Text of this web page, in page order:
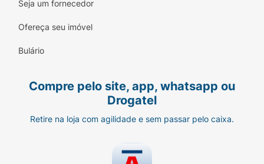
posterior do cristalino.
Seja um fornecedor
Ofereça seu imóvel
Bulário
Compre pelo site, app, whatsapp ou
Drogatel
Retire na loja com agilidade e sem passar pelo caixa.